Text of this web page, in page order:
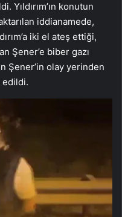
Yıldırım’ın konutun
iddianamede,
iki el ateş ettiği,
Şener’e biber gazı
Şener’in olay yerinden
edildi.